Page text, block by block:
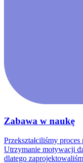
Zabawa w naukę
Przekształciliśmy
Utrzymanie motywacji
dlatego